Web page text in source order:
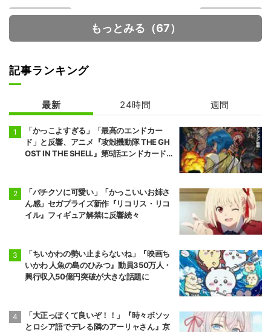
MFゴースト 3r
d Season
貴族転生 ～恵ま
れた生まれから
最強の力を得る
～
もっとみる（67）
記事ランキング
最新 24時間 週間
「かっこよすぎる」「最高のエンドカー
ド」と反響、アニメ『攻殻機動隊 THE GH
OST IN THE SHELL』第5話エンドカード公
「バチクソに可愛い」「かっこいいお姉さ
ん感」セガプライズ新作『リコリス・リコ
イル』フィギュア解禁に反響続々
「ちいかわの勢い止まらないね」『映画ち
いかわ 人魚の島のひみつ』動員350万人・
興行収入50億円突破が大きな話題に
「大正っぽくて良いぞ！！」『時々ボソッ
とロシア語でデレる隣のアーリャさん』京